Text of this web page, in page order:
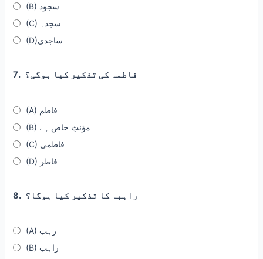
(B) سجود
(C) سجدہ
(D)ساجدی
7. فاطمہ کی تذکیر کیا ہوگی؟
(A) فاطم
(B) مؤنثِ خاص ہے
(C) فاطمی
(D) فاطر
8. راہبہ کا تذکیر کیا ہوگا؟
(A) رہب
(B) راہب